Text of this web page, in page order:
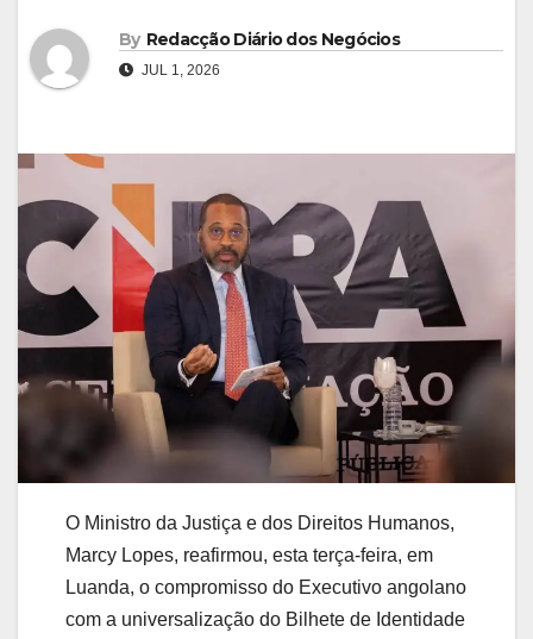
By Redacção Diário dos Negócios
JUL 1, 2026
O Ministro da Justiça e dos Direitos Humanos,
Marcy Lopes, reafirmou, esta terça-feira, em
Luanda, o compromisso do Executivo angolano
com a universalização do Bilhete de Identidade